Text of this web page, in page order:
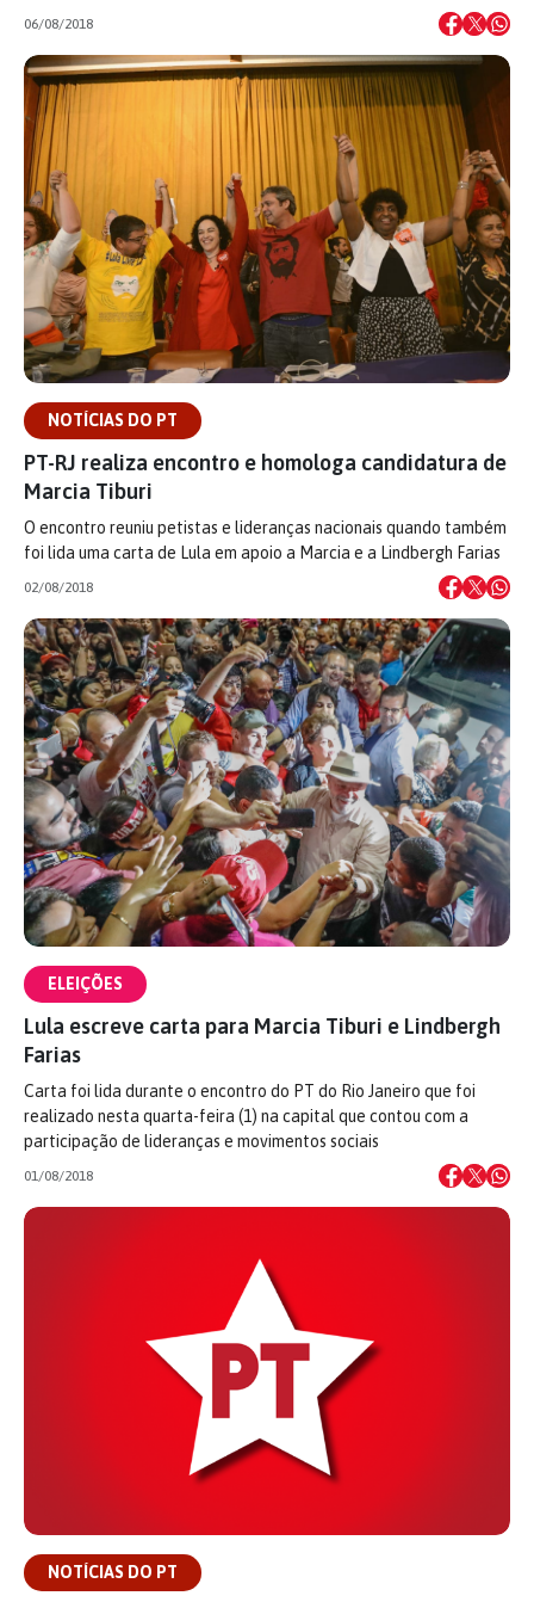
06/08/2018
NOTÍCIAS DO PT
PT-RJ realiza encontro e homologa candidatura de
Marcia Tiburi
O encontro reuniu petistas e lideranças nacionais quando também
foi lida uma carta de Lula em apoio a Marcia e a Lindbergh Farias
02/08/2018
ELEIÇÕES
Lula escreve carta para Marcia Tiburi e Lindbergh
Farias
Carta foi lida durante o encontro do PT do Rio Janeiro que foi
realizado nesta quarta-feira (1) na capital que contou com a
participação de lideranças e movimentos sociais
01/08/2018
NOTÍCIAS DO PT